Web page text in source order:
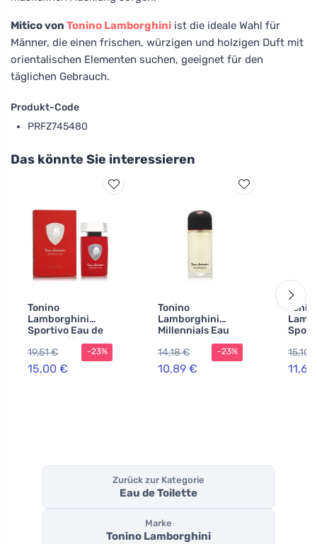
Mitico von Tonino Lamborghini ist die ideale Wahl für
Männer, die einen frischen, würzigen und holzigen Duft mit
orientalischen Elementen suchen, geeignet für den
täglichen Gebrauch.
Produkt-Code
PRFZ745480
Das könnte Sie interessieren
Tonino
Lamborghini
Sportivo Eau de
Toilette für
Herren
19,51 €
15,00 €
-23%
Tonino
Lamborghini
Millennials Eau
de Toilette für
Herren
14,18 €
10,89 €
-23% 15,10
Zurück zur Kategorie
Eau de Toilette
Marke
Tonino Lamborghini